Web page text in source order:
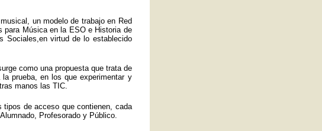
un modelo de trabajo en Red
para Música en la ESO e Historia de
Sociales,en virtud de lo establecido
como una propuesta que trata de
prueba, en los que experimentar y
manos las TIC.
de acceso que contienen, cada
Profesorado y Público.